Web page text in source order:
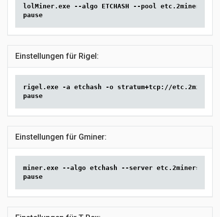
lolMiner.exe --algo ETCHASH --pool
pause
Einstellungen für Rigel:
rigel.exe -a etchash -o stratum+tcp://
pause
Einstellungen für Gminer:
miner.exe --algo etchash --server
pause